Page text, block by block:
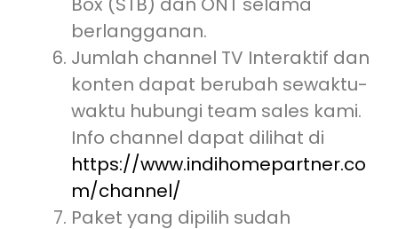
berlangganan.
Jumlah channel TV Interaktif dan
konten dapat berubah sewaktu-
waktu hubungi team sales kami.
Info channel dapat dilihat di
https://www.indihomepartner.co
m/channel/
Paket yang dipilih sudah